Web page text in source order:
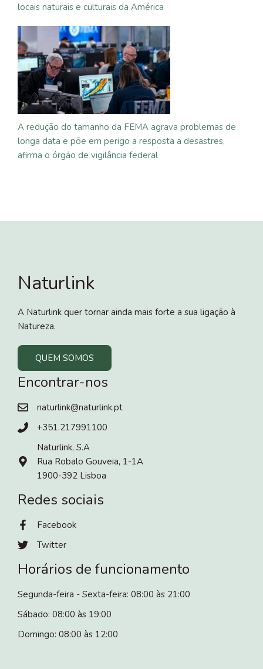
locais naturais e culturais da América
A redução do tamanho da FEMA agrava problemas de
longa data e põe em perigo a resposta a desastres,
afirma o órgão de vigilância federal
Naturlink
A Naturlink quer tornar ainda mais forte a sua ligação à
Natureza.
QUEM SOMOS
Encontrar-nos
naturlink@naturlink.pt
+351.217991100
Naturlink, S.A
Rua Robalo Gouveia, 1-1A
1900-392 Lisboa
Redes sociais
Facebook
Twitter
Horários de funcionamento
Segunda-feira - Sexta-feira: 08:00 às 21:00
Sábado: 08:00 às 19:00
Domingo: 08:00 às 12:00